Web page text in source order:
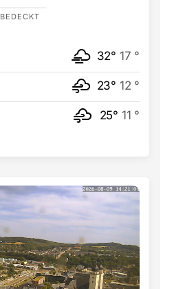
BEDECKT
32° 17 °
23° 12 °
25° 11 °